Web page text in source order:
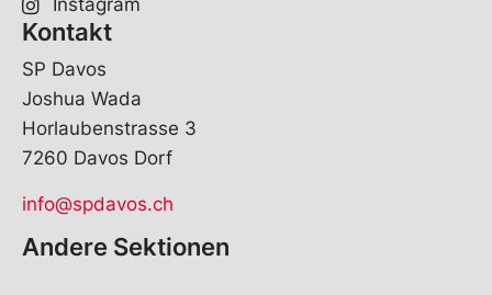
Instagram
Kontakt
SP Davos
Joshua Wada
Horlaubenstrasse 3
7260 Davos Dorf
info@spdavos.ch
Andere Sektionen